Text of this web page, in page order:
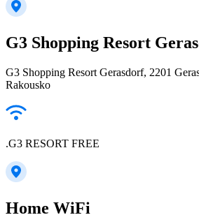
G3 Shopping Resort
G3 Shopping Resort Gerasdorf, 2201
Rakousko
.G3 RESORT FREE
Home WiFi